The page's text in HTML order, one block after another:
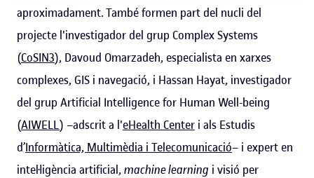
aproximadament. També formen part del nucli del
projecte l'investigador del grup Complex Systems
(CoSIN3), Davoud Omarzadeh, especialista en xarxes
complexes, GIS i navegació, i Hassan Hayat, investigador
del grup Artificial Intelligence for Human Well-being
(AIWELL) –adscrit a l'eHealth Center i als Estudis
d’Informàtica, Multimèdia i Telecomunicació– i expert en
intel·ligència artificial, machine learning i visió per